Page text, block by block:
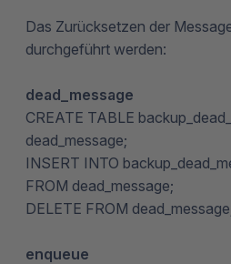
Das Zurücksetzen der
durchgeführt werden:
dead_message
CREATE TABLE
dead_message;
INSERT INTO
FROM dead_message;
DELETE FROM
enqueue